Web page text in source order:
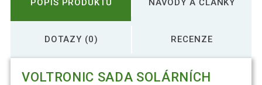
DOTAZY (0) RECENZE
VOLTRONIC SADA SOLÁRNÍCH